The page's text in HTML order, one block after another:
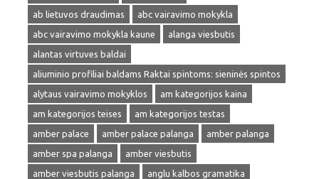
ab lietuvos draudimas
abc vairavimo mokykla
abc vairavimo mokykla kaune
alanga viesbutis
alantas virtuves baldai
aliuminio profiliai baldams Raktai spintoms: sieninės spintos
alytaus vairavimo mokyklos
am kategorijos kaina
am kategorijos teises
am kategorijos testas
amber palace
amber palace palanga
amber palanga
amber spa palanga
amber viesbutis
amber viesbutis palanga
anglu kalbos gramatika